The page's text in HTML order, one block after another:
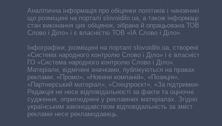
Аналітична інформація про обіцянки політиків і чиновників,
що розміщені на порталі slovoidilo.ua, а також інформація про
стан виконання цих обіцянок, зібрана й опрацьована ТОВ «ІА
Слово і Діло» і є власністю ТОВ «ІА Слово і Діло».
Інфографіки, розміщені на порталі slovoidilo.ua, створені ГО
«Система народного контролю Слово і Діло» і є власністю
ГО «Система народного контролю Слово і Діло».
Матеріали, відмічені значками, публікуються на правах
реклами: «Промо», «Новини компаній», «Позиція»,
«Партнерський матеріал», «Спецпроєкт», «За підтримки».
Редакція не несе відповідальності за факти та оціночні
судження, оприлюднені у рекламних матеріалах. Згідно з
українським законодавством відповідальність за зміст
реклами несе рекламодавець.